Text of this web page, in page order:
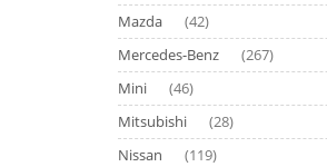
Mazda (42)
Mercedes-Benz (267)
Mini (46)
Mitsubishi (28)
Nissan (119)